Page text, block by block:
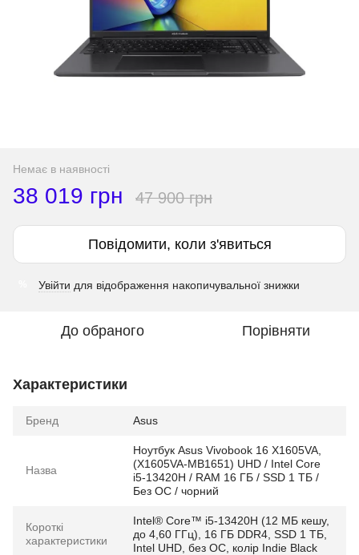
Немає в наявності
38 019 грн 47 900 грн
Повідомити, коли з'явиться
Увійти для відображення накопичувальної знижки
До обраного Порівняти
Характеристики
Бренд Asus
Назва
Ноутбук Asus Vivobook 16 X1605VA,
(X1605VA-MB1651) UHD / Intel Core
i5-13420H / RAM 16 ГБ / SSD 1 ТБ /
Без ОС / чорний
Короткі
характеристики
Intel® Core™ i5-13420H (12 МБ кешу,
до 4,60 ГГц), 16 ГБ DDR4, SSD 1 ТБ,
Intel UHD, без ОС, колір Indie Black